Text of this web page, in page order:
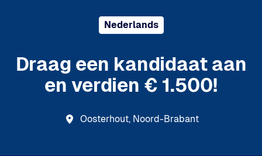
Nederlands
Draag een kandidaat aan
en verdien € 1.500!
Oosterhout, Noord-Brabant